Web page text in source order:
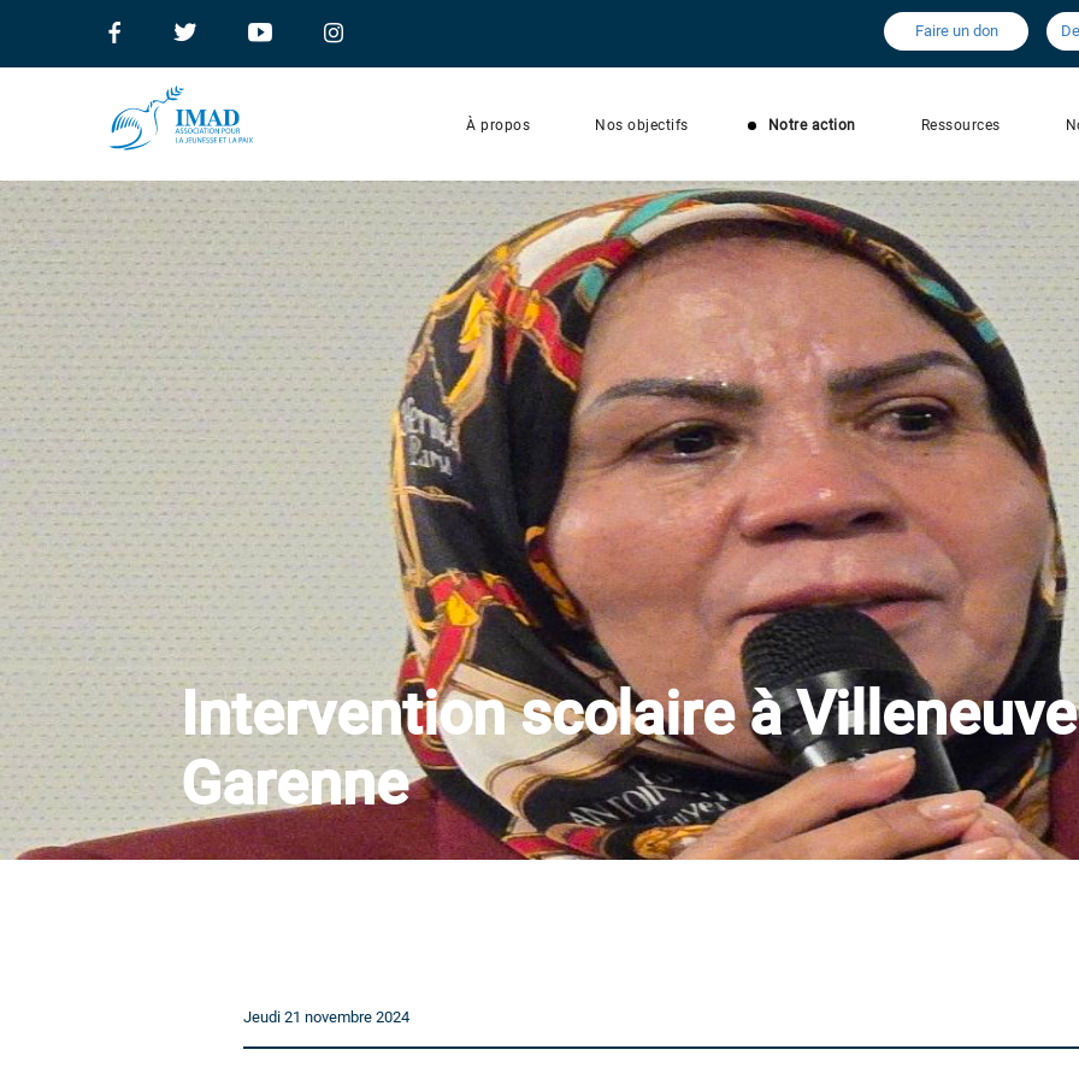
Faire un don
À propos Nos objectifs Notre action Ressources
Intervention scolaire à
Garenne
Jeudi 21 novembre 2024